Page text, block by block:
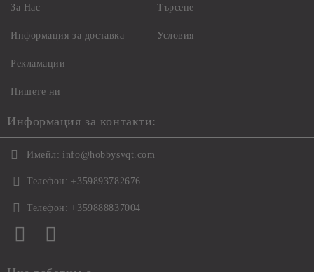
За Нас
Информация за доставка
Рекламации
Пишете ни
Търсене
Условия
Информация за контакти:
Имейл: info@hobbysvqt.com
Телефон: +359893782676
Телефон: +359888837004